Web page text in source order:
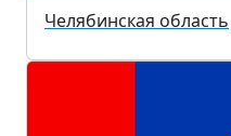
Челябинская область